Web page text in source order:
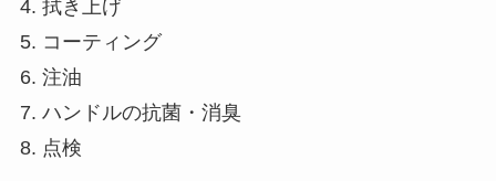
4. 拭き上げ
5. コーティング
6. 注油
7. ハンドルの抗菌・消臭
8. 点検